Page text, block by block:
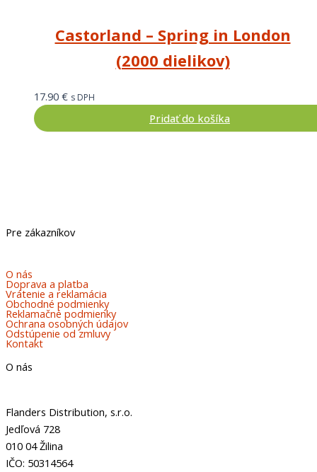
Castorland – Spring in London
(2000 dielikov)
17.90 € s DPH
Pridať do košíka
Pre zákazníkov
O nás
Doprava a platba
Vrátenie a reklamácia
Obchodné podmienky
Reklamačné podmienky
Ochrana osobných údajov
Odstúpenie od zmluvy
Kontakt
O nás
Flanders Distribution, s.r.o.
Jedľová 728
010 04 Žilina
IČO: 50314564